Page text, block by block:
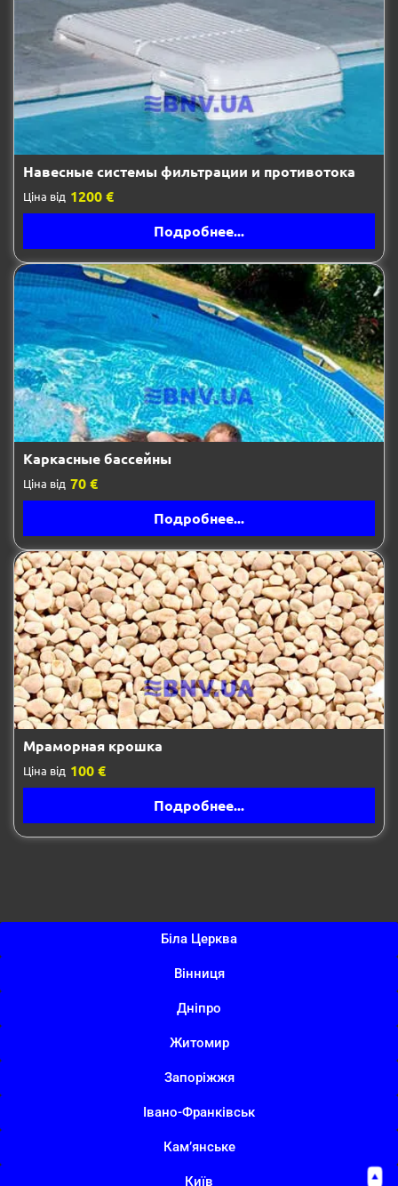
Навесные системы фильтрации и противотока
Ціна від 1200 €
Подробнее...
Каркасные бассейны
Ціна від 70 €
Подробнее...
Мраморная крошка
Ціна від 100 €
Подробнее...
Біла Церква
Вінниця
Дніпро
Житомир
Запоріжжя
Івано-Франківськ
Кам’янське
Київ